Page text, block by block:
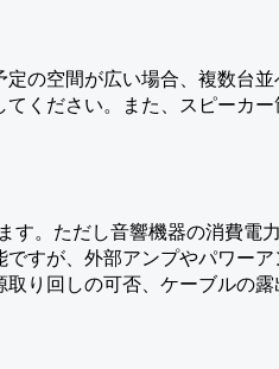
の空間が広い場合、複数台
ください。また、スピーカー
。ただし音響機器の消費電
すが、外部アンプやパワー
り回しの可否、ケーブルの